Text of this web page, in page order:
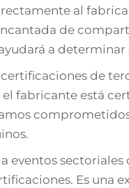
al
de
a
de
el fabricante está
eventos
Es una